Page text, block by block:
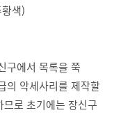
색)
구에서 목록을 쭉
의 악세사리를 제작할
로 초기에는 장신구